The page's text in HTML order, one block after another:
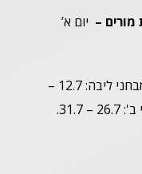
– יום א’
– מבחני ליבה: 12.7 –